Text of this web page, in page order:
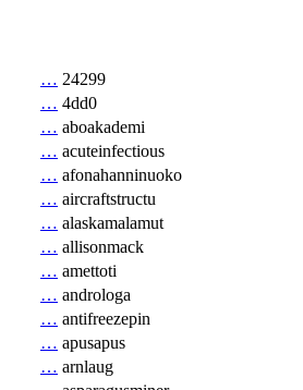
… 24299
… 4dd0
… aboakademi
… acuteinfectious
… afonahanninuoko
… aircraftstructu
… alaskamalamut
… allisonmack
… amettoti
… androloga
… antifreezepin
… apusapus
… arnlaug